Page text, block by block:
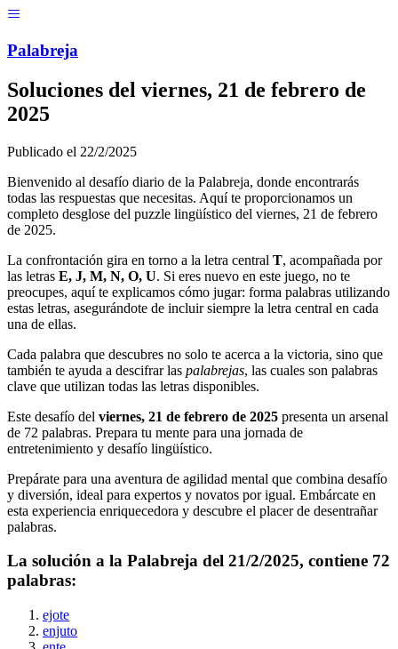
Palabreja
Soluciones del viernes, 21 de febrero de
2025
Publicado el 22/2/2025
Bienvenido al desafío diario de la Palabreja, donde encontrarás
todas las respuestas que necesitas. Aquí te proporcionamos un
completo desglose del puzzle lingüístico del viernes, 21 de febrero
de 2025.
La confrontación gira en torno a la letra central T, acompañada por
las letras E, J, M, N, O, U. Si eres nuevo en este juego, no te
preocupes, aquí te explicamos cómo jugar: forma palabras utilizando
estas letras, asegurándote de incluir siempre la letra central en cada
una de ellas.
Cada palabra que descubres no solo te acerca a la victoria, sino que
también te ayuda a descifrar las palabrejas, las cuales son palabras
clave que utilizan todas las letras disponibles.
Este desafío del viernes, 21 de febrero de 2025 presenta un arsenal
de 72 palabras. Prepara tu mente para una jornada de
entretenimiento y desafío lingüístico.
Prepárate para una aventura de agilidad mental que combina desafío
y diversión, ideal para expertos y novatos por igual. Embárcate en
esta experiencia enriquecedora y descubre el placer de desentrañar
palabras.
La solución a la Palabreja del 21/2/2025, contiene 72
palabras:
ejote
enjuto